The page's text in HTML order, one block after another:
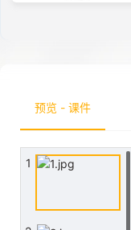
预览 - 课件
1